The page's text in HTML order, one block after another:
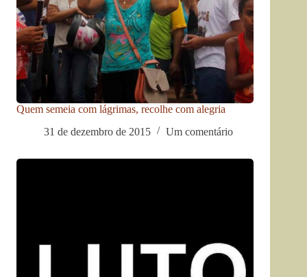
Quem semeia com lágrimas, recolhe com alegria
31 de dezembro de 2015
Um comentário